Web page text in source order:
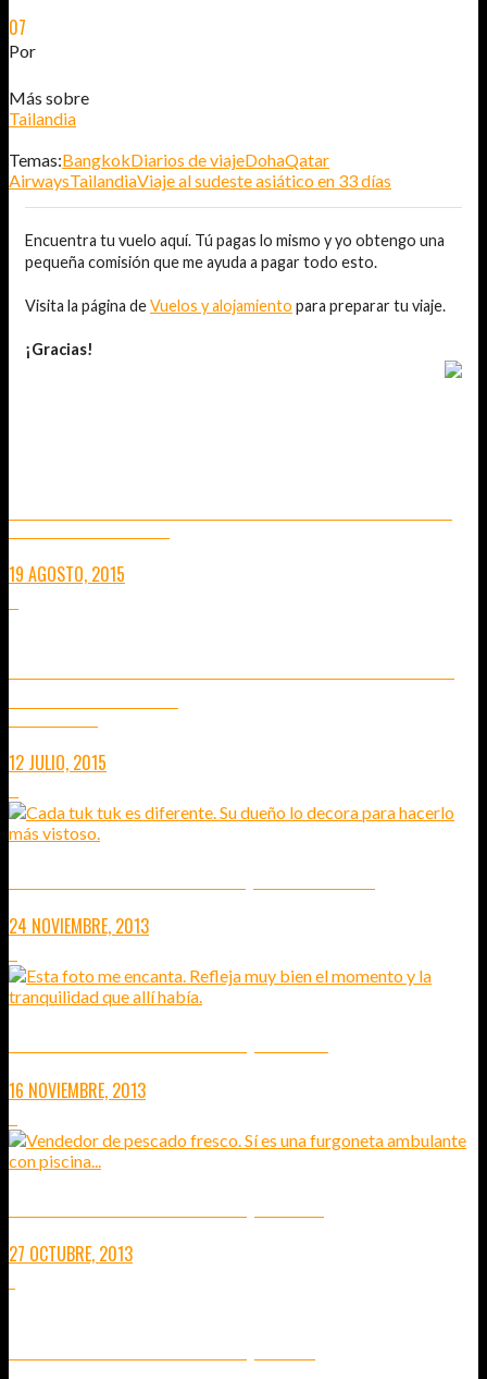
07
Por
Más sobre
Tailandia
Temas:BangkokDiarios de viajeDohaQatar
AirwaysTailandiaViaje al sudeste asiático en 33 días
Encuentra tu vuelo aquí. Tú pagas lo mismo y yo obtengo una
pequeña comisión que me ayuda a pagar todo esto.
Visita la página deVuelos y alojamiento para preparar tu viaje.
¡Gracias!
19 AGOSTO, 2015
12 JULIO, 2015
24 NOVIEMBRE, 2013
16 NOVIEMBRE, 2013
27 OCTUBRE, 2013